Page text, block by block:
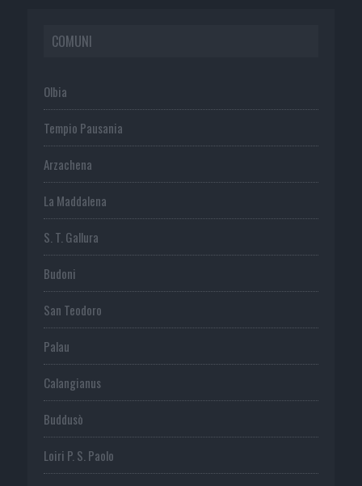
COMUNI
Olbia
Tempio Pausania
Arzachena
La Maddalena
S. T. Gallura
Budoni
San Teodoro
Palau
Calangianus
Buddusò
Loiri P. S. Paolo